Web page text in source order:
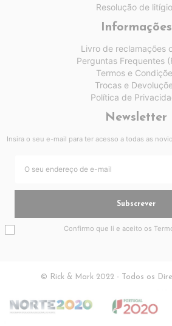
Resolução de
Informações
Livro de reclamações
Perguntas Frequentes
Termos e
Trocas e
Política de
Newsletter
Insira o seu e-mail para ter acesso a todas as
Subscrever
Confirmo que li e aceito os
© Rick & Mark 2022 - Todos os